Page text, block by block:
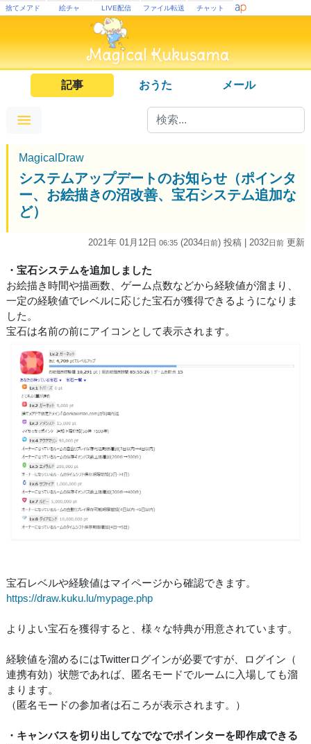
捨てメアド 絵チャ LIVE配信 ファイル転送 チャット
記事 おうた メール
MagicalDraw
システムアップデートのお知らせ（ポインタ
ー、お絵描きの沼改善、宝石システム追加な
ど）
2021年 01月12日 06:35 (2034日前) 投稿 | 2032日前 更新
・宝石システムを追加しました
お絵描き時間や描画数、ゲーム点数などから経験値が溜まり、
一定の経験値でレベルに応じた宝石が獲得できるようになりま
した。
宝石は名前の前にアイコンとして表示されます。
宝石レベルや経験値はマイページから確認できます。
https://draw.kuku.lu/mypage.php
よりよい宝石を獲得すると、様々な特典が用意されています。
経験値を溜めるにはTwitterログインが必要ですが、ログイン（
連携有効）状態であれば、匿名モードでルームに入場しても溜
まります。
（匿名モードの参加者は石ころが表示されます。）
・キャンバスを切り出してなでなでポインターを即作成できる